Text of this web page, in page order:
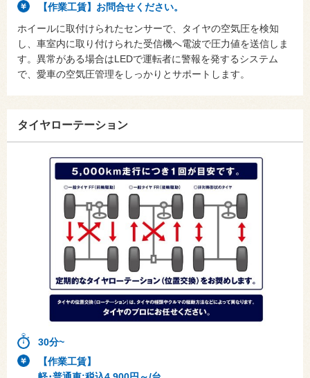
【作業工賃】お問合せください。
ホイールに取付けられたセンサーで、タイヤの空気圧を検知
し、車室内に取り付けられた受信機へ電波で圧力値を送信しま
す。異常がある場合はLEDで運転者に警報を発するシステム
で、愛車の空気圧管理をしっかりとサポートします。
タイヤローテーション
30分~
【作業工賃】